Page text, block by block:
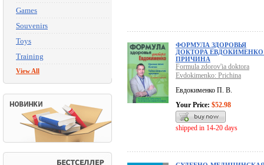
Games
Souvenirs
Toys
Training
View All
ФОРМУЛА ЗДОРОВЬЯ
ДОКТОРА
ПРИЧИНА
Formula zdorov'ia doktora
Evdokimenko: Prichina
Евдокименко П. В.
Your Price: $52.98
shipped in 14-20 days